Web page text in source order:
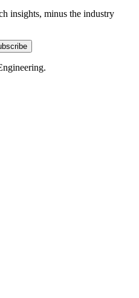
insights, minus the industry